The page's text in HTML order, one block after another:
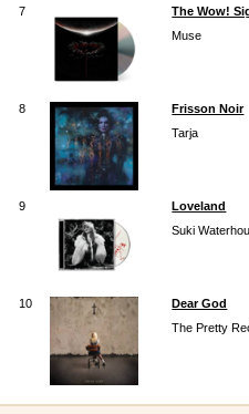
7
The Wow!
Muse
8
Frisson Noir
Tarja
9
Loveland
Suki
10
Dear God
The Pretty